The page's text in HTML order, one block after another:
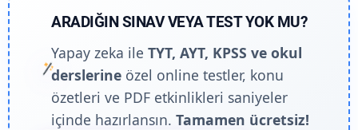
ARADIĞIN SINAV VEYA TEST YOK MU?
Yapay zeka ileTYT, AYT, KPSS ve okul
derslerine özel online testler, konu
özetleri ve PDF etkinlikleri saniyeler
içinde hazırlansın.Tamamen ücretsiz!